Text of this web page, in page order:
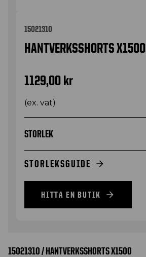
15021310
HANTVERKSSHORTS X1500
1129,00 kr
(ex. vat)
STORLEK
STORLEKSGUIDE
HITTA EN BUTIK
15021310 / HANTVERKSSHORTS X1500